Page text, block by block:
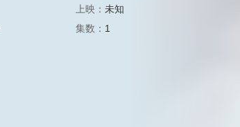
上映： 未知
集数： 1